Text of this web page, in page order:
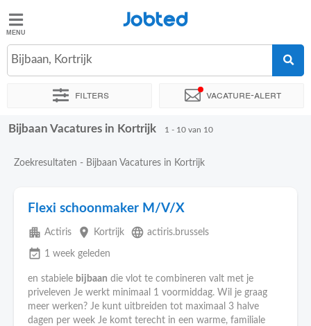
Jobted
Taal
Jobted
Bijbaan, Kortrijk
Filters Vacature-alert
Sorteer op Exacte locatie Bedrijf
Bijbaan Vacatures in Kortrijk 1 - 10 van 10
Zoekresultaten - Bijbaan Vacatures in Kortrijk
Flexi schoonmaker M/V/X
apartment Actiris place Kortrijk language actiris.brussels
event_available 1 week geleden
en stabiele bijbaan die vlot te combineren valt met je
priveleven Je werkt minimaal 1 voormiddag. Wil je graag
meer werken? Je kunt uitbreiden tot maximaal 3 halve
dagen per week Je komt terecht in een warme, familiale